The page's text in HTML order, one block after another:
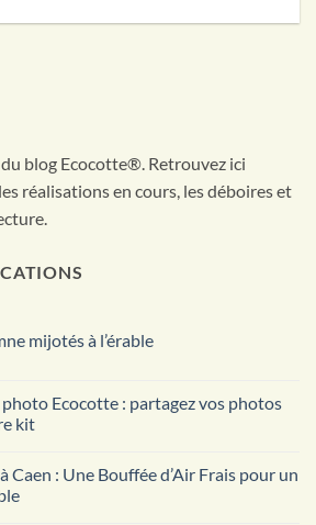
blog Ecocotte®. Retrouvez ici
réalisations en cours, les déboires et
mijotés à l’érable
photo Ecocotte : partagez vos photos
kit
Caen : Une Bouffée d’Air Frais pour un